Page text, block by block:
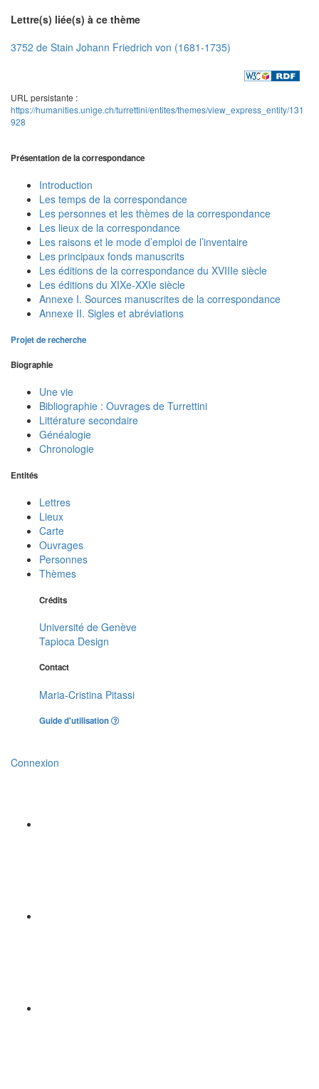
Lettre(s) liée(s) à ce thème
3752 de Stain Johann Friedrich von (1681-1735)
URL persistante :
https://humanities.unige.ch/turrettini/entites/themes/view_express_entity/131
928
Présentation de la correspondance
Introduction
Les temps de la correspondance
Les personnes et les thèmes de la correspondance
Les lieux de la correspondance
Les raisons et le mode d’emploi de l’inventaire
Les principaux fonds manuscrits
Les éditions de la correspondance du XVIIIe siècle
Les éditions du XIXe-XXIe siècle
Annexe I. Sources manuscrites de la correspondance
Annexe II. Sigles et abréviations
Projet de recherche
Biographie
Une vie
Bibliographie : Ouvrages de Turrettini
Littérature secondaire
Généalogie
Chronologie
Entités
Lettres
Lieux
Carte
Ouvrages
Personnes
Thèmes
Crédits
Université de Genève
Tapioca Design
Contact
Maria-Cristina Pitassi
Guide d'utilisation
Connexion